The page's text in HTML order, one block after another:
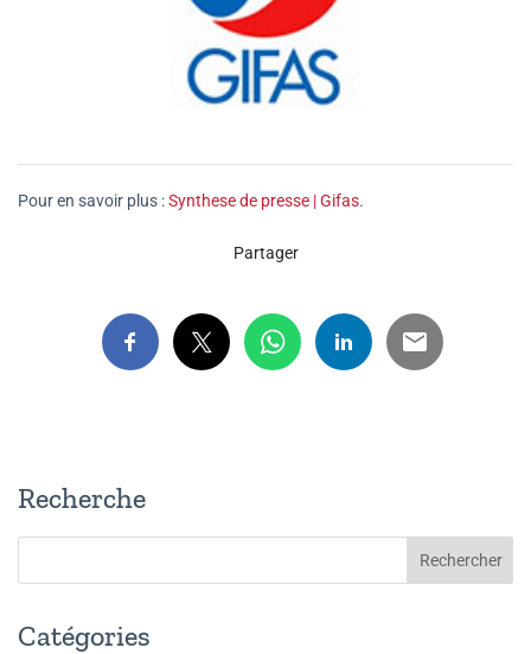
Pour en savoir plus :Synthese de presse | Gifas.
Partager
Recherche
Catégories